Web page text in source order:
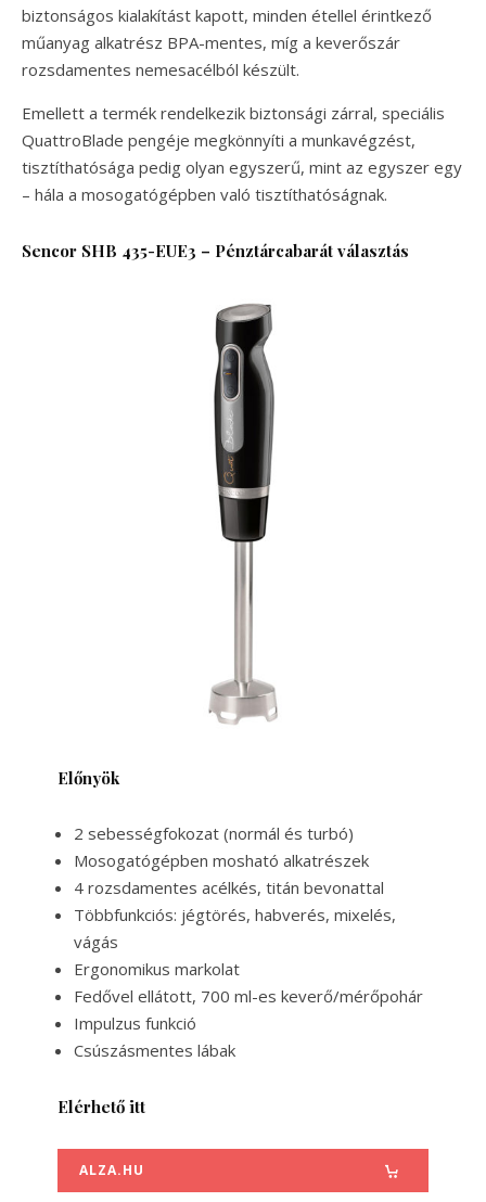
biztonságos kialakítást kapott, minden étellel érintkező
műanyag alkatrész BPA-mentes, míg a keverőszár
rozsdamentes nemesacélból készült.
Emellett a termék rendelkezik biztonsági zárral, speciális
QuattroBlade pengéje megkönnyíti a munkavégzést,
tisztíthatósága pedig olyan egyszerű, mint az egyszer egy
– hála a mosogatógépben való tisztíthatóságnak.
Sencor SHB 435-EUE3 – Pénztárcabarát választás
Előnyök
2 sebességfokozat (normál és turbó)
Mosogatógépben mosható alkatrészek
4 rozsdamentes acélkés, titán bevonattal
Többfunkciós: jégtörés, habverés, mixelés,
vágás
Ergonomikus markolat
Fedővel ellátott, 700 ml-es keverő/mérőpohár
Impulzus funkció
Csúszásmentes lábak
Elérhető itt
ALZA.HU